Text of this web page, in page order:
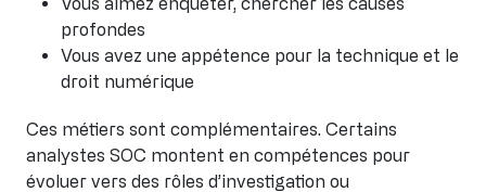
profondes
Vous avez une appétence pour la technique et le
droit numérique
Ces métiers sont complémentaires. Certains
analystes SOC montent en compétences pour
évoluer vers des rôles d’investigation ou